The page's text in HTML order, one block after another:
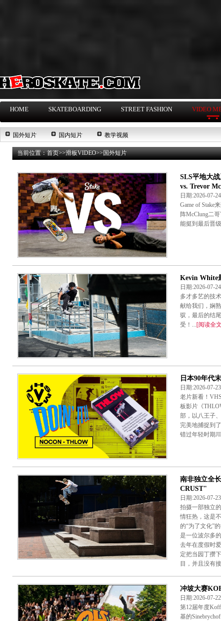
HOME SKATEBOARDING STREET FASHION VIDEO
国外短片 国内短片 教学视频
当前位置：首页>>滑板VIDEO>>国外短片
SLS平地大
vs. Trevor
日期:2026-
Game of Stake
阵McClung二
能挺到最后晋
Kevin White
日期:2026-
多才多艺的技
献给我们，娴
驭，最后的结
受！... [阅读全
日本90年代
日期:2026-
老片新看！
板影片《
部，以八王子
完美地捕捉到
错过年轻时期
南非独立全
CRUST"
日期:2026-
拍摄一部独立
情狂热，这是
的“为了文化”
是一位波尔多
去年在度假时
定把当园丁攒
目，并且没有
冲坡大赛
日期:2026-
第12届年度
基的